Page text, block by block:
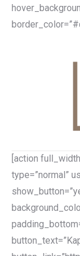
[action
type=”normal”